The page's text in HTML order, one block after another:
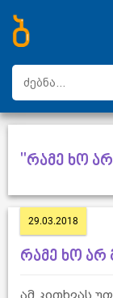
ახალი სიტყვები
ტოპ სიტყვები
დღის ტოპ
ტოპ
"რამე ხო არ
29.03.2018
რამე ხო არ